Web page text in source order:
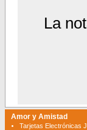
La
Amor y Amistad
Tarjetas Electrónicas